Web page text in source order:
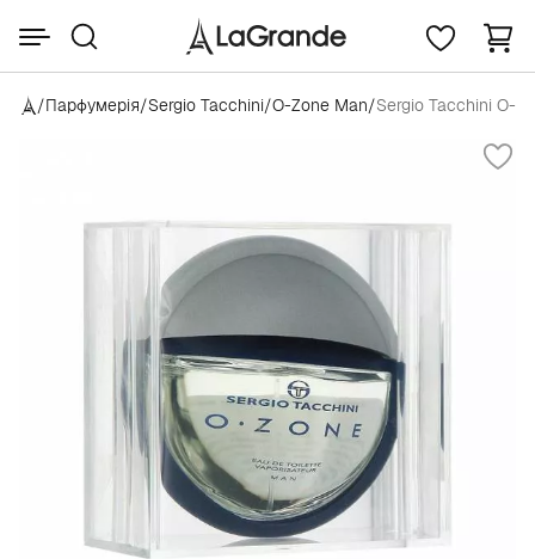
/Парфумерія/Sergio Tacchini/O-Zone Man/Sergio Tacchini O-